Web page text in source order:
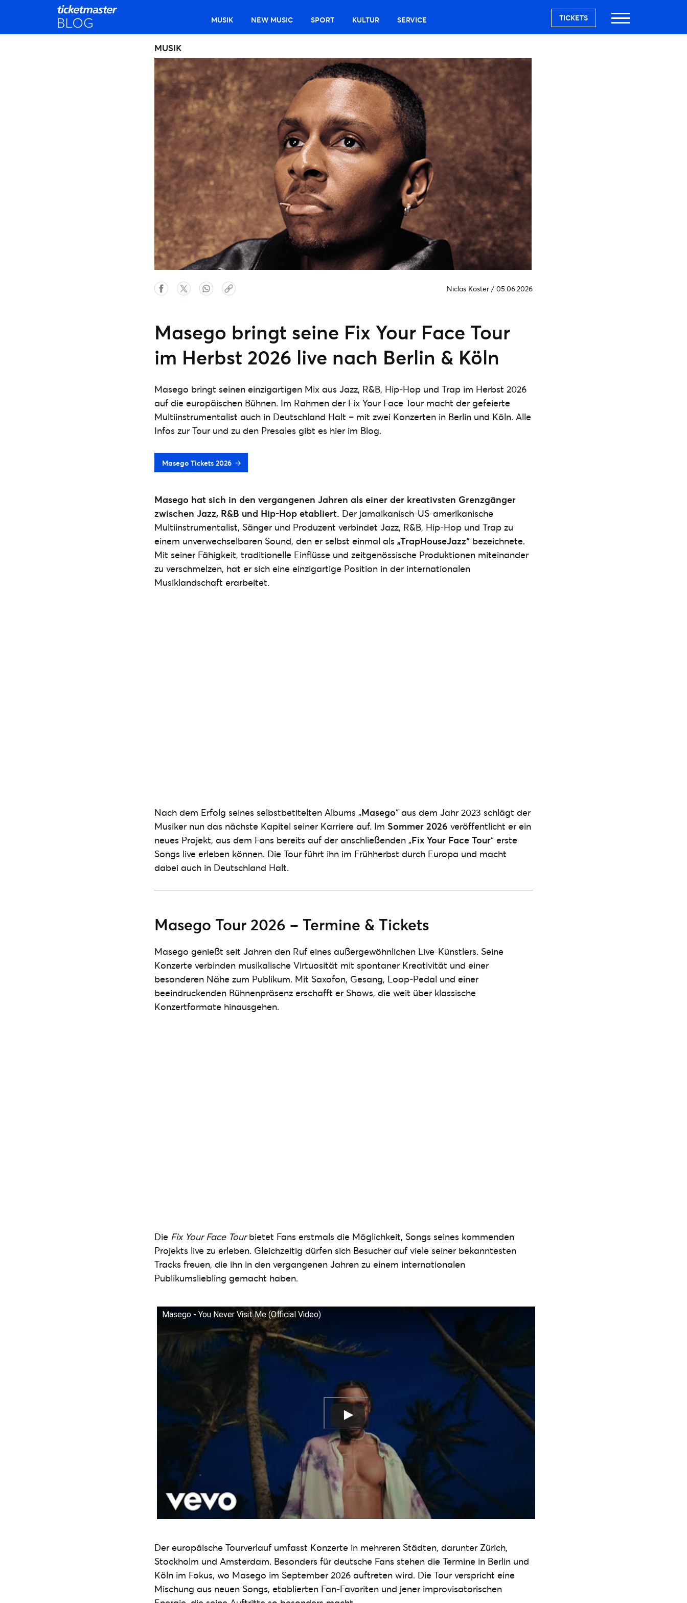
MUSIK NEW MUSIC SPORT KULTUR SERVICE TICKETS
MUSIK
Niclas Köster / 05.06.2026
Masego bringt seine Fix Your Face Tour
im Herbst 2026 live nach Berlin & Köln
Masego bringt seinen einzigartigen Mix aus Jazz, R&B, Hip‑Hop und Trap im Herbst 2026
auf die europäischen Bühnen. Im Rahmen der Fix Your Face Tour macht der gefeierte
Multiinstrumentalist auch in Deutschland Halt – mit zwei Konzerten in Berlin und Köln. Alle
Infos zur Tour und zu den Presales gibt es hier im Blog.
Masego Tickets 2026
Masego hat sich in den vergangenen Jahren als einer der kreativsten Grenzgänger
zwischen Jazz, R&B und Hip-Hop etabliert. Der jamaikanisch-US-amerikanische
Multiinstrumentalist, Sänger und Produzent verbindet Jazz, R&B, Hip-Hop und Trap zu
einem unverwechselbaren Sound, den er selbst einmal als „TrapHouseJazz“ bezeichnete.
Mit seiner Fähigkeit, traditionelle Einflüsse und zeitgenössische Produktionen miteinander
zu verschmelzen, hat er sich eine einzigartige Position in der internationalen
Musiklandschaft erarbeitet.
Nach dem Erfolg seines selbstbetitelten Albums „Masego“ aus dem Jahr 2023 schlägt der
Musiker nun das nächste Kapitel seiner Karriere auf. Im Sommer 2026 veröffentlicht er ein
neues Projekt, aus dem Fans bereits auf der anschließenden „Fix Your Face Tour“ erste
Songs live erleben können. Die Tour führt ihn im Frühherbst durch Europa und macht
dabei auch in Deutschland Halt.
Masego Tour 2026 – Termine & Tickets
Masego genießt seit Jahren den Ruf eines außergewöhnlichen Live-Künstlers. Seine
Konzerte verbinden musikalische Virtuosität mit spontaner Kreativität und einer
besonderen Nähe zum Publikum. Mit Saxofon, Gesang, Loop-Pedal und einer
beeindruckenden Bühnenpräsenz erschafft er Shows, die weit über klassische
Konzertformate hinausgehen.
Die Fix Your Face Tourbietet Fans erstmals die Möglichkeit, Songs seines kommenden
Projekts live zu erleben. Gleichzeitig dürfen sich Besucher auf viele seiner bekanntesten
Tracks freuen, die ihn in den vergangenen Jahren zu einem internationalen
Publikumsliebling gemacht haben.
Masego - You Never Visit Me (Official Video)
Der europäische Tourverlauf umfasst Konzerte in mehreren Städten, darunter Zürich,
Stockholm und Amsterdam. Besonders für deutsche Fans stehen die Termine in Berlin und
Köln im Fokus, wo Masego im September 2026 auftreten wird. Die Tour verspricht eine
Mischung aus neuen Songs, etablierten Fan-Favoriten und jener improvisatorischen